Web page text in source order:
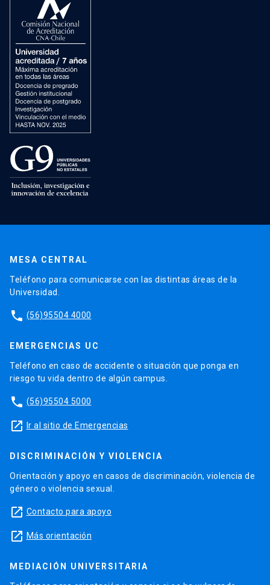
MESA CENTRAL
Teléfono para comunicarse con las distintas áreas de la
Universidad.
phone (56)95504 4000
EMERGENCIAS UC
Teléfono en caso de accidente o situación que ponga en
riesgo tu vida dentro de algún campus.
phone (56)95504 5000
launch Ir al sitio de Emergencias
DISCRIMINACIÓN Y VIOLENCIA
Orientación y apoyo en casos de discriminación, violencia de
género o violencia sexual.
launch Contacto para apoyo
launch Más orientación
MEDIACIÓN UNIVERSITARIA